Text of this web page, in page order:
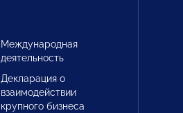
Международная
деятельность
Декларация о
взаимодействии
крупного бизнеса